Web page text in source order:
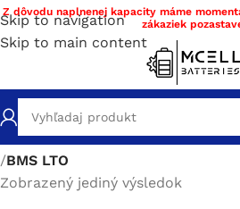
Skip to navigation
Skip to main content
Z dôvodu naplnenej kapacity máme
zákaziek
Domov/Obchod/Stavba a servis
/BMS LTO
Zobrazený jediný výsledok